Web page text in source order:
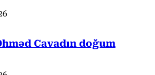
Cavadın doğum